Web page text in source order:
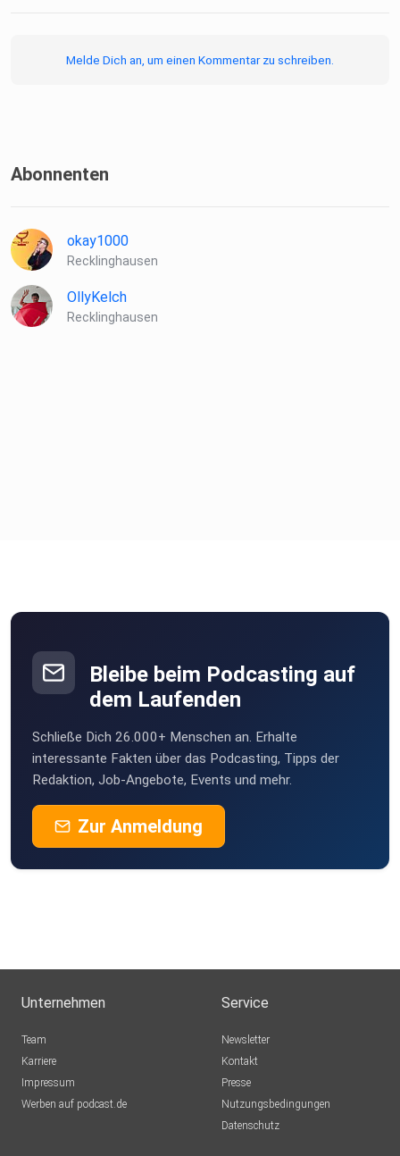
Gefällt Dir dieser Podcast? Dann freuen wir uns über eine
Melde Dich an, um einen Kommentar zu schreiben.
Abonnenten
okay1000
Recklinghausen
OllyKelch
Recklinghausen
Bleibe beim Podcasting auf
dem Laufenden
Schließe Dich 26.000+ Menschen an. Erhalte
interessante Fakten über das Podcasting, Tipps der
Redaktion, Job-Angebote, Events und mehr.
Zur Anmeldung
Unternehmen
Team
Karriere
Impressum
Werben auf podcast.de
Service
Newsletter
Kontakt
Presse
Nutzungsbedingungen
Datenschutz